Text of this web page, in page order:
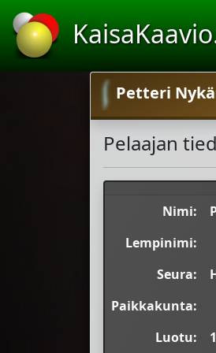
Petteri
Pelaajan
Nimi:
Lempinimi:
Seura:
Paikkakunta:
Luotu: